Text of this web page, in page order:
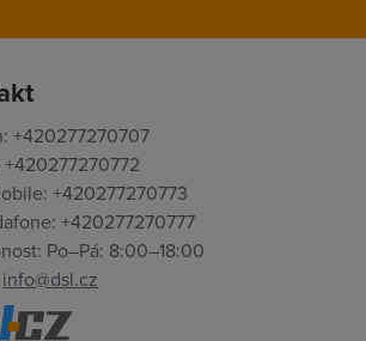
+420277270707
+420277270773
+420277270777
Po–Pá: 8:00–18:00
info@dsl.cz